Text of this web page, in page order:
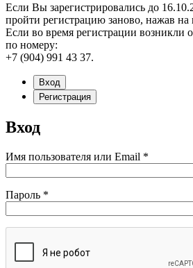
Если Вы зарегистрировались до
пройти регистрацию заново, нажав на
Если во время регистрации возникли
по номеру:
+7 (904) 991 43 37.
Вход
Регистрация
Вход
Имя пользователя или Email *
Пароль *